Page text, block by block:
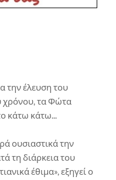
την έλευση του
χρόνου, τα Φώτα
κάτω κάτω...
ουσιαστικά την
τη διάρκεια του
έθιμα», εξηγεί ο